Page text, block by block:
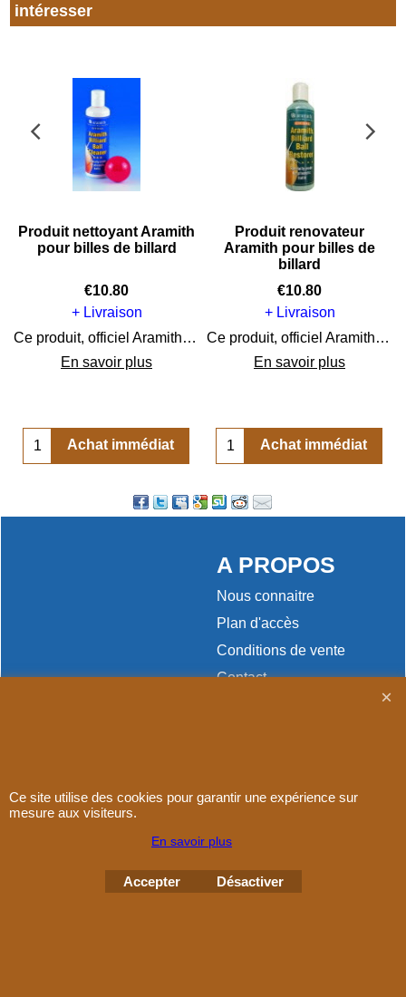
intéresser
Produit nettoyant Aramith
pour billes de billard
€10.80
+ Livraison
Ce produit, officiel Aramith est spécialement concu pour nettoyer vos billes de billard et leur redonner l'éclat du neuf.
En savoir plus
Achat immédiat
Produit renovateur
Aramith pour billes de
billard
€10.80
+ Livraison
Ce produit, officiel Aramith est spécialement concu pour renover vos billes de billard et leur redonner l'éclat du neuf.
En savoir plus
Achat immédiat
A PROPOS
Nous connaitre
Plan d'accès
Conditions de vente
Contact
eCommerce ShopFactory
Ce site utilise des cookies pour garantir une expérience sur
mesure aux visiteurs.
En savoir plus
Accepter Désactiver